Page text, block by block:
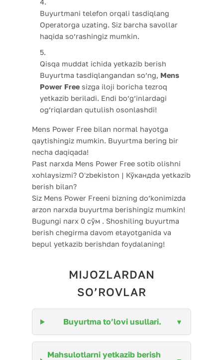
Buyurtmani telefon orqali tasdiqlang
Operatorga uzating. Siz barcha savollar
haqida so’rashingiz mumkin.
Qisqa muddat ichida yetkazib berish
Buyurtma tasdiqlangandan so’ng, Mens
Power Free sizga iloji boricha tezroq
yetkazib beriladi. Endi bo’g’inlardagi
og’riqlardan qutulish osonlashdi!
Mens Power Free bilan normal hayotga
qaytishingiz mumkin. Buyurtma bering bir
necha daqiqada!
Past narxda Mens Power Free sotib olishni
xohlaysizmi? Oʻzbekiston | Кўкандda yetkazib
berish bilan?
Siz Mens Power Freeni bizning do’konimizda
arzon narxda buyurtma berishingiz mumkin!
Bugungi narx 0 сўм . Shoshiling buyurtma
berish chegirma davom etayotganida va
bepul yetkazib berishdan foydalaning!
MIJOZLARDAN
SO’ROVLAR
Buyurtma to’lovi usullari.
Mahsulotlarni yetkazib berish